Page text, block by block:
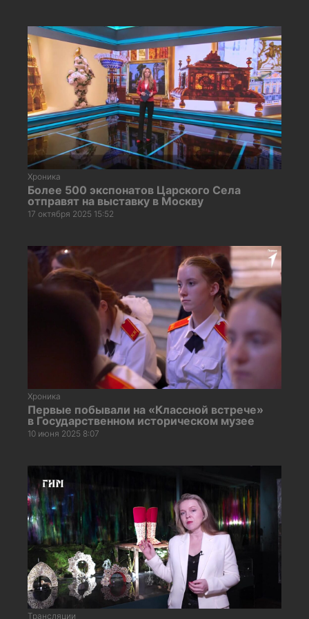
Хроника
Более 500 экспонатов Царского Села
отправят на выставку в Москву
17 октября 2025 15:52
Хроника
Первые побывали на «Классной встрече»
в Государственном историческом музее
10 июня 2025 8:07
Трансляции